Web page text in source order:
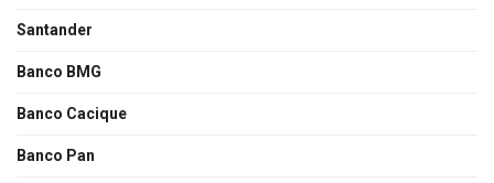
Santander
Banco BMG
Banco Cacique
Banco Pan